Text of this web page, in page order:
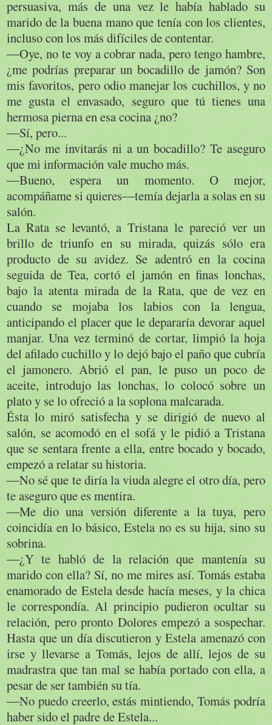
persuasiva, más de una vez le había hablado su
marido de la buena mano que tenía con los clientes,
incluso con los más difíciles de contentar.
―Oye, no te voy a cobrar nada, pero tengo hambre,
¿me podrías preparar un bocadillo de jamón? Son
mis favoritos, pero odio manejar los cuchillos, y no
me gusta el envasado, seguro que tú tienes una
hermosa pierna en esa cocina ¿no?
―Sí, pero...
―¿No me invitarás ni a un bocadillo? Te aseguro
que mi información vale mucho más.
―Bueno, espera un momento. O mejor,
acompáñame si quieres―temía dejarla a solas en su
salón.
La Rata se levantó, a Tristana le pareció ver un
brillo de triunfo en su mirada, quizás sólo era
producto de su avidez. Se adentró en la cocina
seguida de Tea, cortó el jamón en finas lonchas,
bajo la atenta mirada de la Rata, que de vez en
cuando se mojaba los labios con la lengua,
anticipando el placer que le depararía devorar aquel
manjar. Una vez terminó de cortar, limpió la hoja
del afilado cuchillo y lo dejó bajo el paño que cubría
el jamonero. Abrió el pan, le puso un poco de
aceite, introdujo las lonchas, lo colocó sobre un
plato y se lo ofreció a la soplona malcarada.
Ésta lo miró satisfecha y se dirigió de nuevo al
salón, se acomodó en el sofá y le pidió a Tristana
que se sentara frente a ella, entre bocado y bocado,
empezó a relatar su historia.
―No sé que te diría la viuda alegre el otro día, pero
te aseguro que es mentira.
―Me dio una versión diferente a la tuya, pero
coincidía en lo básico, Estela no es su hija, sino su
sobrina.
―¿Y te habló de la relación que mantenía su
marido con ella? Sí, no me mires así. Tomás estaba
enamorado de Estela desde hacía meses, y la chica
le correspondía. Al principio pudieron ocultar su
relación, pero pronto Dolores empezó a sospechar.
Hasta que un día discutieron y Estela amenazó con
irse y llevarse a Tomás, lejos de allí, lejos de su
madrastra que tan mal se había portado con ella, a
pesar de ser también su tía.
―No puedo creerlo, estás mintiendo, Tomás podría
haber sido el padre de Estela...